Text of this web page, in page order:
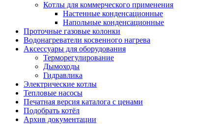
Котлы для коммерческого применения
Настенные конденсационные
Напольные конденсационные
Проточные газовые колонки
Водонагреватели косвенного нагрева
Аксессуары для оборудования
Терморегулирование
Дымоходы
Гидравлика
Электрические котлы
Тепловые насосы
Печатная версия каталога с ценами
Подобрать котёл
Архив документации